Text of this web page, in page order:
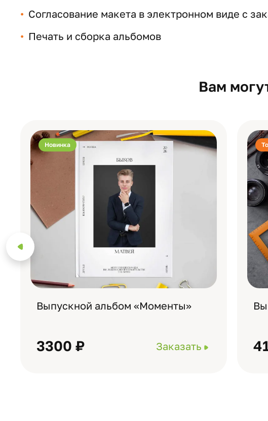
Согласование макета в электронном виде с
Печать и сборка альбомов
Вам
Новинка
Выпускной альбом «Моменты»
3300 ₽ Заказать